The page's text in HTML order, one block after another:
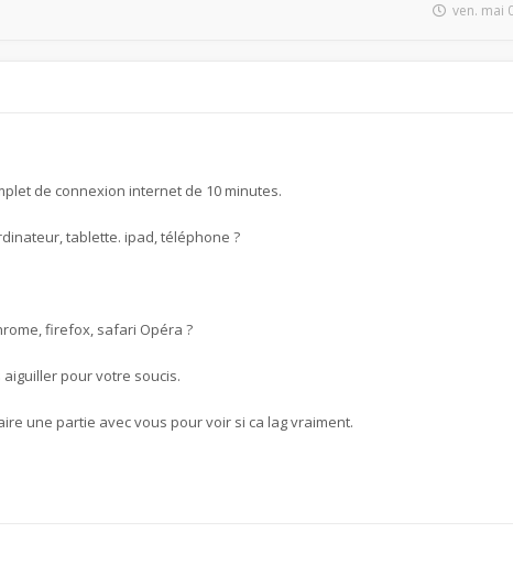
ven. mai
de connexion internet de 10 minutes.
tablette. ipad, téléphone ?
firefox, safari Opéra ?
pour votre soucis.
une partie avec vous pour voir si ca lag vraiment.